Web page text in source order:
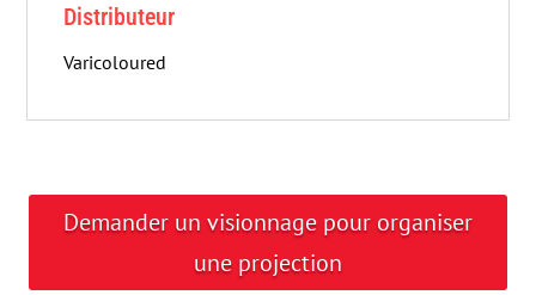
Distributeur
Varicoloured
Demander un visionnage pour organiser
une projection